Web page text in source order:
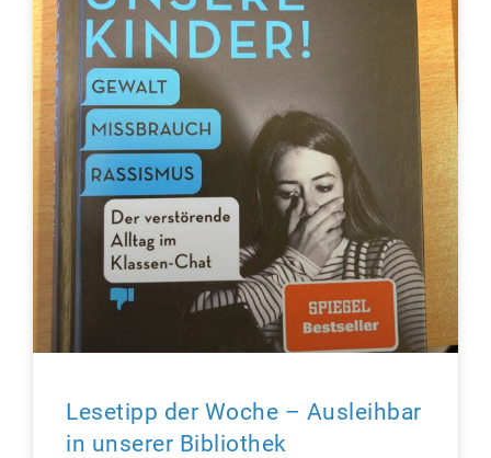
Lesetipp der Woche – Ausleihbar
in unserer Bibliothek